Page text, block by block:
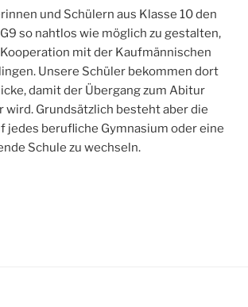
und Schülern aus Klasse 10 den
so nahtlos wie möglich zu gestalten,
mit der Kaufmännischen
Unsere Schüler bekommen dort
damit der Übergang zum Abitur
wird. Grundsätzlich besteht aber die
jedes berufliche Gymnasium oder eine
Schule zu wechseln.